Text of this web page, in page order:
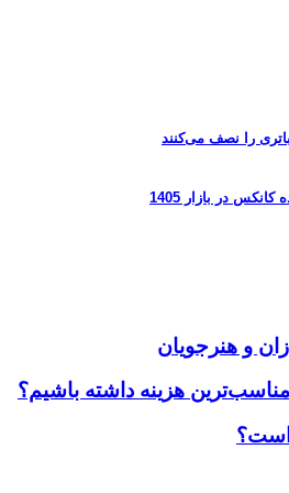
و هنرجویان
هزینه داشته باشیم؟
است؟